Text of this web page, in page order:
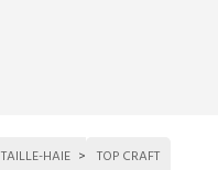
TAILLE-HAIE TOP CRAFT